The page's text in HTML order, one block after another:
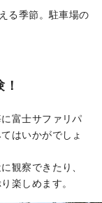
る季節。駐車場の
富士サファリパ
はいかがでしょ
観察できたり、
楽しめます。